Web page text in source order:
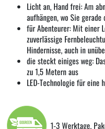
Licht an, Hand frei: Am
aufhängen, wo Sie
für Abenteurer: Mit einer
zuverlässige
Hindernisse, auch in
die steckt einiges weg:
zu 1,5 Metern aus
LED-Technologie für eine
1-3 Werktage,